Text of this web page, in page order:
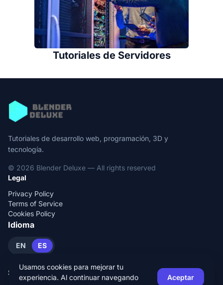
Tutoriales de Servidores
Tutoriales de desarrollo web, programación, 3D y
tecnología.
© 2026 Blender Deluxe — All rights reserved
Legal
Privacy Policy
Terms of Service
Cookies Policy
Idioma
EN ES
Social
Usamos cookies para mejorar tu
experiencia. Al continuar navegando
Aceptar